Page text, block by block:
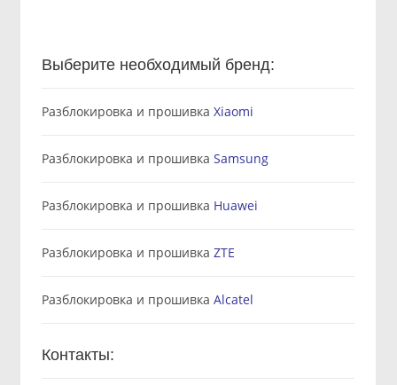
Выберите необходимый бренд:
Разблокировка и прошивка Xiaomi
Разблокировка и прошивка Samsung
Разблокировка и прошивка Huawei
Разблокировка и прошивка ZTE
Разблокировка и прошивка Alcatel
Контакты: